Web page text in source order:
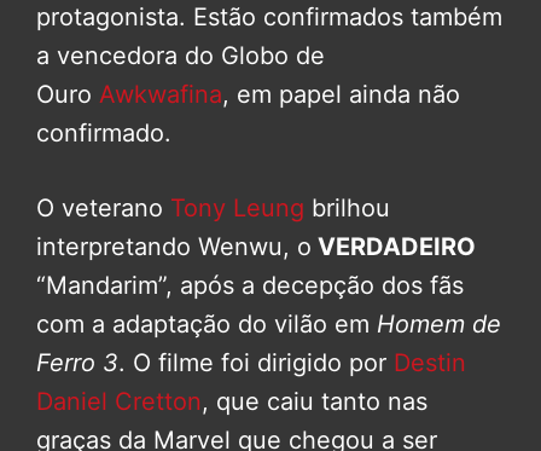
protagonista. Estão confirmados também
a vencedora do Globo de
Ouro Awkwafina, em papel ainda não
confirmado.
O veterano Tony Leung brilhou
interpretando Wenwu, o VERDADEIRO
“Mandarim”, após a decepção dos fãs
com a adaptação do vilão em Homem de
Ferro 3. O filme foi dirigido por Destin
Daniel Cretton, que caiu tanto nas
graças da Marvel que chegou a ser